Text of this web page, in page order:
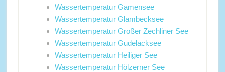
Wassertemperatur Gamensee
Wassertemperatur Glambecksee
Wassertemperatur Großer Zechliner See
Wassertemperatur Gudelacksee
Wassertemperatur Heiliger See
Wassertemperatur Hölzerner See